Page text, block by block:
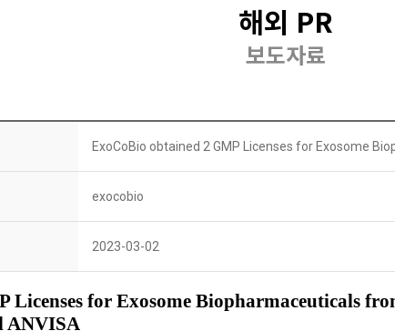
해외 PR
보도자료
ExoCoBio obtained 2 GMP Licenses for Exosome
exocobio
2023-03-02